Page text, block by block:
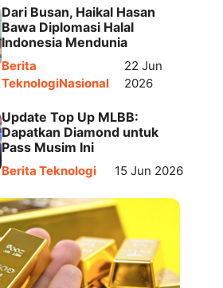
Dari Busan, Haikal Hasan
Bawa Diplomasi Halal
Indonesia Mendunia
Berita
TeknologiNasional
22 Jun
2026
Update Top Up MLBB:
Dapatkan Diamond untuk
Pass Musim Ini
Berita Teknologi 15 Jun 2026